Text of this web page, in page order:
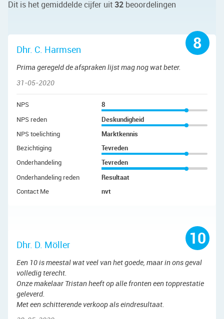
Dit is het gemiddelde cijfer uit32 beoordelingen
8
Dhr. C. Harmsen
Prima geregeld de afspraken lijst mag nog wat beter.
31-05-2020
NPS
8
NPS reden
Deskundigheid
NPS toelichting
Marktkennis
Bezichtiging
Tevreden
Onderhandeling
Tevreden
Onderhandeling reden
Resultaat
Contact Me
nvt
10
Dhr. D. Möller
Een 10 is meestal wat veel van het goede, maar in ons geval
volledig terecht.
Onze makelaar Tristan heeft op alle fronten een topprestatie
geleverd.
Met een schitterende verkoop als eindresultaat.